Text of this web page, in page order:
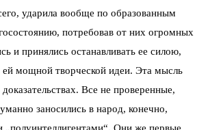
ударила вообще по образованным
потребовав от них огромных
и принялись останавливать ее силою,
ей мощной творческой идеи. Эта мысль
Все не проверенные,
заносились в народ, конечно,